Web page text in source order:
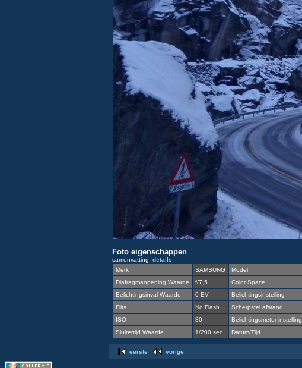
Foto eigenschappen
samenvatting details
Merk
SAMSUNG Model
Diafragmaopening Waarde
f/7,5 Color Space
Belichtingsinval Waarde
0 EV Belichtingsinstelling
Flits
No Flash Scherpstel afstand
ISO
80 Belichtingsmeter instelling
Sluitertijd Waarde
1/200 sec Datum/Tijd
eerste vorige